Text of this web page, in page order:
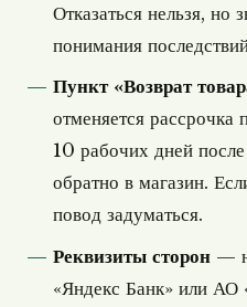
Отказаться нельзя, но
понимания
Пункт «Возврат
отменяется
10 рабочих дней
обратно в магазин.
повод задуматься.
Реквизиты сторон —
«Яндекс Банк» или АО